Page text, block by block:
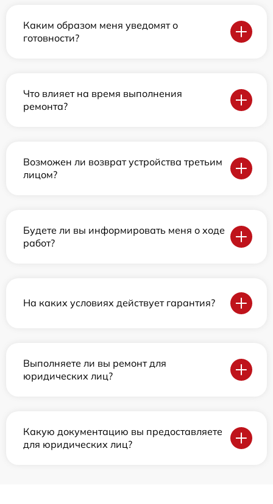
Каким образом меня уведомят о
готовности?
Что влияет на время выполнения
ремонта?
Возможен ли возврат устройства третьим
лицом?
Будете ли вы информировать меня о ходе
работ?
На каких условиях действует гарантия?
Выполняете ли вы ремонт для
юридических лиц?
Какую документацию вы предоставляете
для юридических лиц?